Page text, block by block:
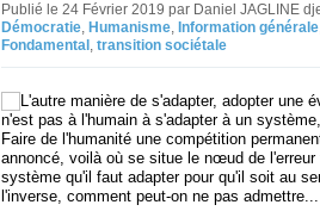
Publié le 24 Février 2019 par Daniel JAGLINE
Démocratie, Humanisme, Information générale
Fondamental , transition sociétale
Faire de l'humanité une compétition
annoncé, voilà où se situe le nœud de
système qu'il faut adapter pour qu'il soit au
l'inverse, comment peut-on ne pas admettre...